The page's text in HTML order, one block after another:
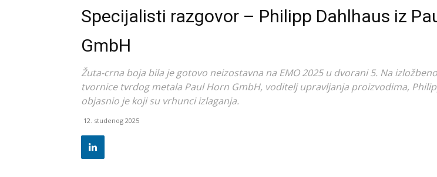
Specijalisti razgovor – Philipp Dahlhaus iz
GmbH
Žuta-crna boja bila je gotovo neizostavna na EMO 2025 u dvorani 5. Na
tvornice tvrdog metala Paul Horn GmbH, voditelj upravljanja proizvodima,
objasnio je koji su vrhunci izlaganja.
12. studenog 2025